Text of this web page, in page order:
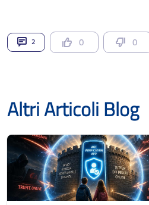
2 0 0
Altri Articoli Blog